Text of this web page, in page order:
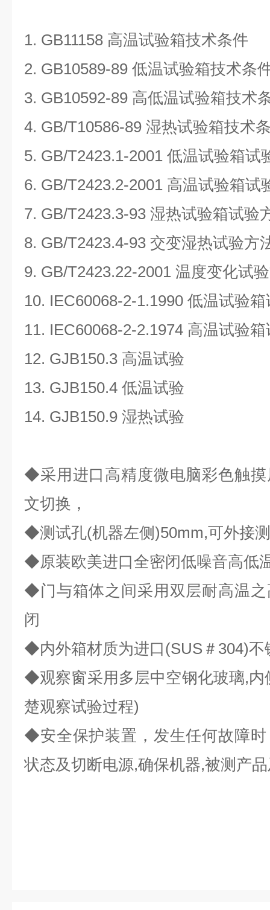
1. GB11158 高温试验箱技术条件
2. GB10589-89 低温试验箱技术条
3. GB10592-89 高低温试验箱技术
4. GB/T10586-89 湿热试验箱技术
5. GB/T2423.1-2001 低温试验箱试
6. GB/T2423.2-2001 高温试验箱试
7. GB/T2423.3-93 湿热试验箱试验
8. GB/T2423.4-93 交变湿热试验方
9. GB/T2423.22-2001 温度变化试
10. IEC60068-2-1.1990 低温试验
11. IEC60068-2-2.1974 高温试验
12. GJB150.3 高温试验
13. GJB150.4 低温试验
14. GJB150.9 湿热试验
◆采用进口高精度微电脑彩色触
文切换，
◆测试孔(机器左侧)50mm,可外接
◆原装欧美进口全密闭低噪音高低
◆门与箱体之间采用双层耐高温
闭
◆内外箱材质为进口(SUS ＃ 304)不
◆观察窗采用多层中空钢化玻璃,内
楚观察试验过程)
◆安全保护装置，发生任何故障
状态及切断电源,确保机器,被测产